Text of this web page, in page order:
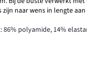
naar wens in lengte
86% polyamide, 14%